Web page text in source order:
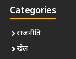
Categories
राजनीति
खेल